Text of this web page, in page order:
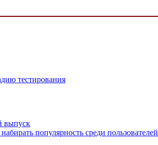
тестирования
выпуск
популярность среди пользователей